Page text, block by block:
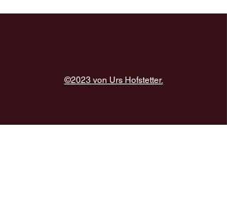
©2023 von Urs Hofstetter.